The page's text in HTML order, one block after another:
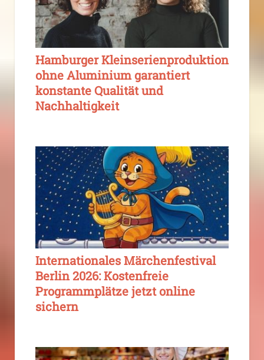
Hamburger Kleinserienproduktion
ohne Aluminium garantiert
konstante Qualität und
Nachhaltigkeit
Internationales Märchenfestival
Berlin 2026: Kostenfreie
Programmplätze jetzt online
sichern